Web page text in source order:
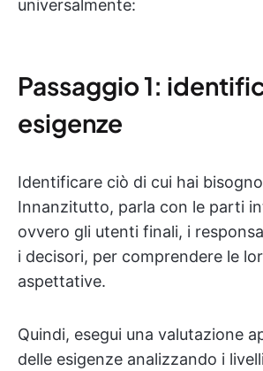
universalmente:
Passaggio 1:
esigenze
Identificare ciò di cui hai
Innanzitutto, parla con le parti
ovvero gli utenti finali, i
i decisori, per comprendere le
aspettative.
Quindi, esegui una valutazione
delle esigenze analizzando i